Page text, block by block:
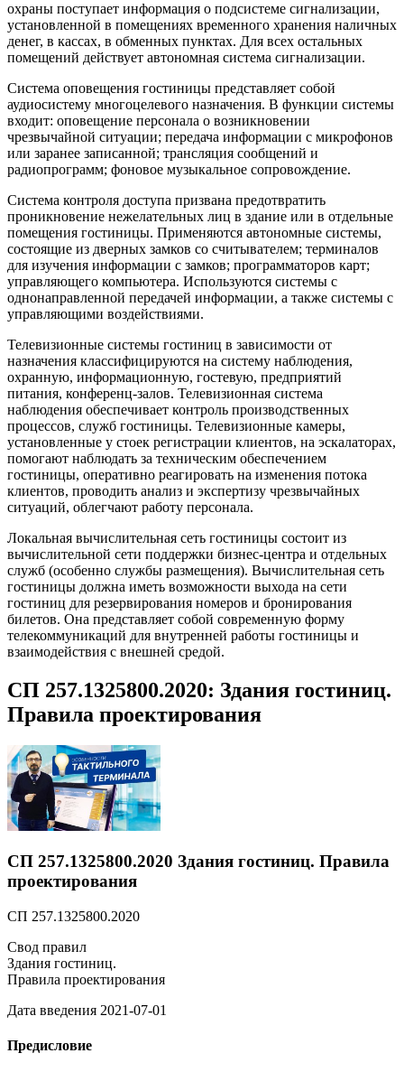
охраны поступает информация о подсистеме сигнализации,
установленной в помещениях временного хранения наличных
денег, в кассах, в обменных пунктах. Для всех остальных
помещений действует автономная система сигнализации.
Система оповещения гостиницы представляет собой
аудиосистему многоцелевого назначения. В функции системы
входит: оповещение персонала о возникновении
чрезвычайной ситуации; передача информации с микрофонов
или заранее записанной; трансляция сообщений и
радиопрограмм; фоновое музыкальное сопровождение.
Система контроля доступа призвана предотвратить
проникновение нежелательных лиц в здание или в отдельные
помещения гостиницы. Применяются автономные системы,
состоящие из дверных замков со считывателем; терминалов
для изучения информации с замков; программаторов карт;
управляющего компьютера. Используются системы с
однонаправленной передачей информации, а также системы с
управляющими воздействиями.
Телевизионные системы гостиниц в зависимости от
назначения классифицируются на систему наблюдения,
охранную, информационную, гостевую, предприятий
питания, конференц-залов. Телевизионная система
наблюдения обеспечивает контроль производственных
процессов, служб гостиницы. Телевизионные камеры,
установленные у стоек регистрации клиентов, на эскалаторах,
помогают наблюдать за техническим обеспечением
гостиницы, оперативно реагировать на изменения потока
клиентов, проводить анализ и экспертизу чрезвычайных
ситуаций, облегчают работу персонала.
Локальная вычислительная сеть гостиницы состоит из
вычислительной сети поддержки бизнес-центра и отдельных
служб (особенно службы размещения). Вычислительная сеть
гостиницы должна иметь возможности выхода на сети
гостиниц для резервирования номеров и бронирования
билетов. Она представляет собой современную форму
телекоммуникаций для внутренней работы гостиницы и
взаимодействия с внешней средой.
СП 257.1325800.2020: Здания гостиниц.
Правила проектирования
СП 257.1325800.2020 Здания гостиниц. Правила
проектирования
СП 257.1325800.2020
Свод правил
Здания гостиниц.
Правила проектирования
Дата введения 2021-07-01
Предисловие